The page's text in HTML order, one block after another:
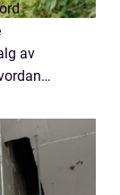
av